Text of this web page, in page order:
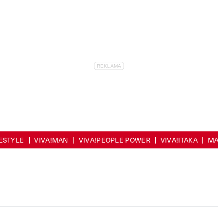
VIVA!MAN VIVA!PEOPLE POWER VIVA!ITAKA